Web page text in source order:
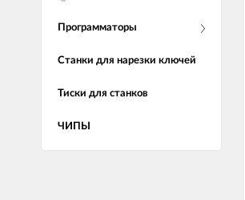
Программаторы
Станки для нарезки ключей
Тиски для станков
ЧИПЫ